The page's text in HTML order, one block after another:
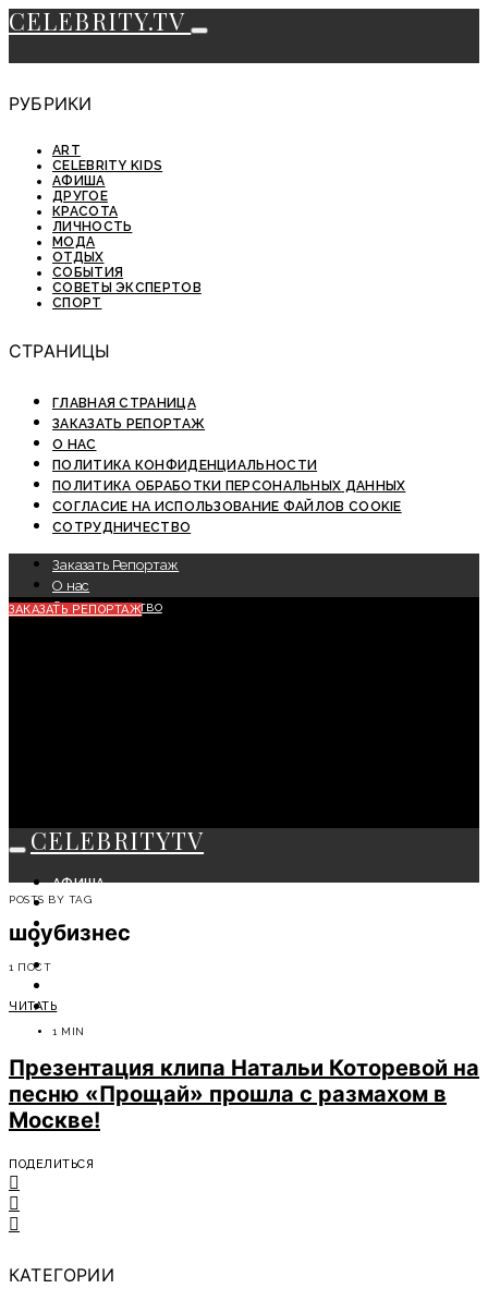
CELEBRITY.TV
РУБРИКИ
ART
CELEBRITY KIDS
АФИША
ДРУГОЕ
КРАСОТА
ЛИЧНОСТЬ
МОДА
ОТДЫХ
СОБЫТИЯ
СОВЕТЫ ЭКСПЕРТОВ
СПОРТ
СТРАНИЦЫ
ГЛАВНАЯ СТРАНИЦА
ЗАКАЗАТЬ РЕПОРТАЖ
О НАС
ПОЛИТИКА КОНФИДЕНЦИАЛЬНОСТИ
ПОЛИТИКА ОБРАБОТКИ ПЕРСОНАЛЬНЫХ ДАННЫХ
СОГЛАСИЕ НА ИСПОЛЬЗОВАНИЕ ФАЙЛОВ COOKIE
СОТРУДНИЧЕСТВО
Заказать Репортаж
О нас
Сотрудничество
ЗАКАЗАТЬ РЕПОРТАЖ
CELEBRITYTV
АФИША
СОБЫТИЯ
КРАСОТА
МОДА
СОВЕТЫ ЭКСПЕРТОВ
POSTS BY TAG
шоубизнес
1 ПОСТ
ЧИТАТЬ
1 MIN
Презентация клипа Натальи Которевой на
песню «Прощай» прошла с размахом в
Москве!
ПОДЕЛИТЬСЯ
КАТЕГОРИИ